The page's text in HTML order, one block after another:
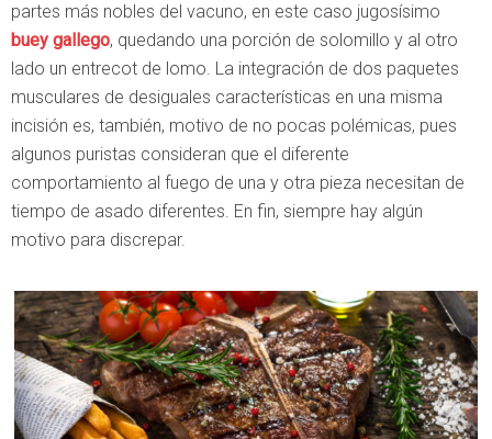
partes más nobles del vacuno, en este caso jugosísimo
buey gallego, quedando una porción de solomillo y al otro
lado un entrecot de lomo. La integración de dos paquetes
musculares de desiguales características en una misma
incisión es, también, motivo de no pocas polémicas, pues
algunos puristas consideran que el diferente
comportamiento al fuego de una y otra pieza necesitan de
tiempo de asado diferentes. En fin, siempre hay algún
motivo para discrepar.